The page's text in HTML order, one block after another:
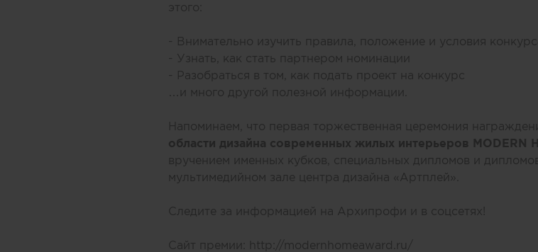
этого:
- Внимательно изучить правила, положение и условия
- Узнать, как стать партнером номинации
- Разобраться в том, как подать проект на конкурс
…и много другой полезной информации.
Напоминаем, что первая торжественная церемония
области дизайна современных жилых интерьеров MODERN
вручением именных кубков, специальных дипломов и
мультимедийном зале центра дизайна «Артплей».
Следите за информацией на Архипрофи и в соцсетях!
Сайт премии: http://modernhomeaward.ru/